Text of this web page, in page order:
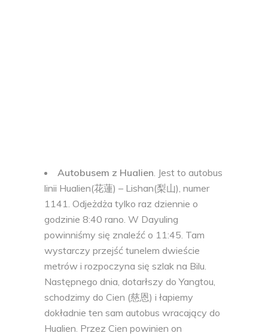
Autobusem z Hualien. Jest to autobus
linii Hualien(花蓮) – Lishan(梨山), numer
1141. Odjeżdża tylko raz dziennie o
godzinie 8:40 rano. W Dayuling
powinniśmy się znaleźć o 11:45. Tam
wystarczy przejść tunelem dwieście
metrów i rozpoczyna się szlak na Bilu.
Następnego dnia, dotarłszy do Yangtou,
schodzimy do Cien (慈恩) i łapiemy
dokładnie ten sam autobus wracający do
Hualien. Przez Cien powinien on